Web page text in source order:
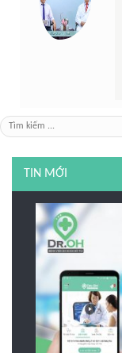
TIN MỚI